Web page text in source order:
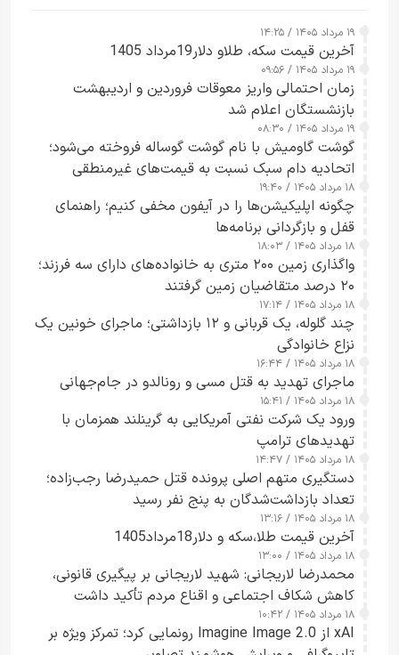
۱۹ مرداد ۱۴۰۵ / ۱۴:۲۵
آخرین قیمت سکه، طلاو دلار19مرداد 1405
۱۹ مرداد ۱۴۰۵ / ۰۹:۵۶
زمان احتمالی واریز معوقات فروردین و اردیبهشت
بازنشستگان اعلام شد
۱۹ مرداد ۱۴۰۵ / ۰۸:۳۰
گوشت گاومیش با نام گوشت گوساله فروخته می‌شود؛
اتحادیه دام سبک نسبت به قیمت‌های غیرمنطقی
هشدار داد
۱۸ مرداد ۱۴۰۵ / ۱۹:۴۰
چگونه اپلیکیشن‌ها را در آیفون مخفی کنیم؛ راهنمای
قفل و بازگردانی برنامه‌ها
۱۸ مرداد ۱۴۰۵ / ۱۸:۰۳
واگذاری زمین ۲۰۰ متری به خانواده‌های دارای سه فرزند؛
۲۰ درصد متقاضیان زمین گرفتند
۱۸ مرداد ۱۴۰۵ / ۱۷:۱۴
چند گلوله، یک قربانی و ۱۲ بازداشتی؛ ماجرای خونین یک
نزاع خانوادگی
۱۸ مرداد ۱۴۰۵ / ۱۶:۴۴
ماجرای تهدید به قتل مسی و رونالدو در جام‌جهانی
۱۸ مرداد ۱۴۰۵ / ۱۵:۴۱
ورود یک شرکت نفتی آمریکایی به گرینلند همزمان با
تهدیدهای ترامپ
۱۸ مرداد ۱۴۰۵ / ۱۴:۴۷
دستگیری متهم اصلی پرونده قتل حمیدرضا رجب‌زاده؛
تعداد بازداشت‌شدگان به پنج نفر رسید
۱۸ مرداد ۱۴۰۵ / ۱۳:۱۶
آخرین قیمت طلا،سکه و دلار18مرداد1405
۱۸ مرداد ۱۴۰۵ / ۱۳:۰۰
محمدرضا لاریجانی: شهید لاریجانی بر پیگیری قانونی،
کاهش شکاف اجتماعی و اقناع مردم تأکید داشت
۱۸ مرداد ۱۴۰۵ / ۱۰:۴۲
xAI از Imagine Image 2.0 رونمایی کرد؛ تمرکز ویژه بر